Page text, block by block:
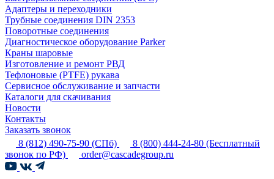
Адаптеры и переходники
Трубные соединения DIN 2353
Поворотные соединения
Диагностическое оборудование Parker
Краны шаровые
Изготовление и ремонт РВД
Тефлоновые (PTFE) рукава
Сервисное обслуживание и запчасти
Каталоги для скачивания
Новости
Контакты
Заказать звонок
8 (812) 490-75-90 (СПб) 8 (800) 444-24-80 (Бесплатный
звонок по РФ)
order@cascadegroup.ru